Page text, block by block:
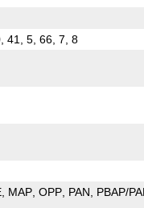
41, 5, 66, 7, 8
MAP OPP PAN
PBAP/